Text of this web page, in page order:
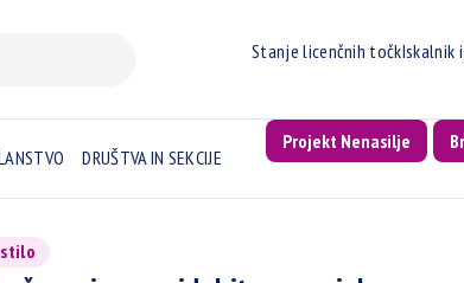
Stanje licenčnih točkIskalnik
DRUŠTVA IN SEKCIJE
Projekt Nenasilje